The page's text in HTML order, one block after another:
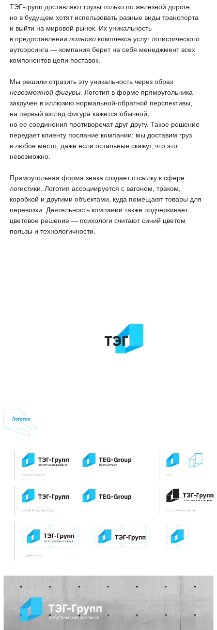
ТЭГ-групп доставляют грузы только по железной дороге,
но в будущем хотят использовать разные виды транспорта
и выйти на мировой рынок. Их уникальность
в предоставлении полного комплекса услуг логистического
аутсорсинга — компания берет на себя менеджмент всех
компонентов цепи поставок.
Мы решили отразить эту уникальность через образ
невозможной фигуры. Логотип в форме прямоугольника
закручен в иллюзию нормальной-обратной перспективы,
на первый взгляд фигура кажется обычной,
но ее соединения противоречат друг другу. Такое решение
передает клиенту послание компании: мы доставим груз
в любое место, даже если остальные скажут, что это
невозможно.
Прямоугольная форма знака создает отсылку к сфере
логистики. Логотип ассоциируется с вагоном, траком,
коробкой и другими объектами, куда помещают товары для
перевозки. Деятельность компании также подчеркивает
цветовое решение — психологи считают синий цветом
пользы и технологичности.